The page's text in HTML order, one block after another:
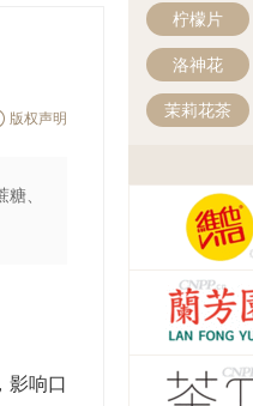
版权声明
、
影响口
柠檬片
洛神花
茉莉花茶